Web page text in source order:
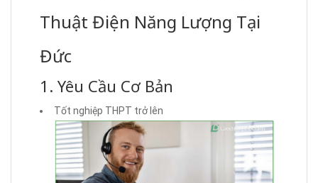
Thuật Điện Năng Lượng Tại
Đức
1. Yêu Cầu Cơ Bản
Tốt nghiệp THPT trở lên